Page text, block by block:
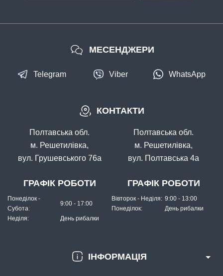
24 грн
Гачок Fanatik AJI FK-1093 №13
ІНФОРМАЦІЯ
КОНТАКТИ
Полтавська обл.
м. Решетилівка,
вул. Грушевського 76а
ГРАФІК РОБОТИ
Понеділок -
Субота:
9:00 - 17:00
Неділя: День рибалки
Полтавська обл.
м. Решетилівка,
вул. Полтавська 4а
ГРАФІК РОБОТИ
Вівторок - Неділя: 9:00 - 13:00
Понеділок:
День рибалки
МЕСЕНДЖЕРИ
Telegram Viber WhatsApp